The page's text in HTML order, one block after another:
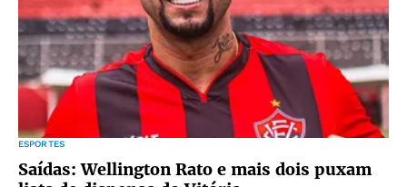
ESPORTES
Saídas: Wellington Rato e mais dois puxam